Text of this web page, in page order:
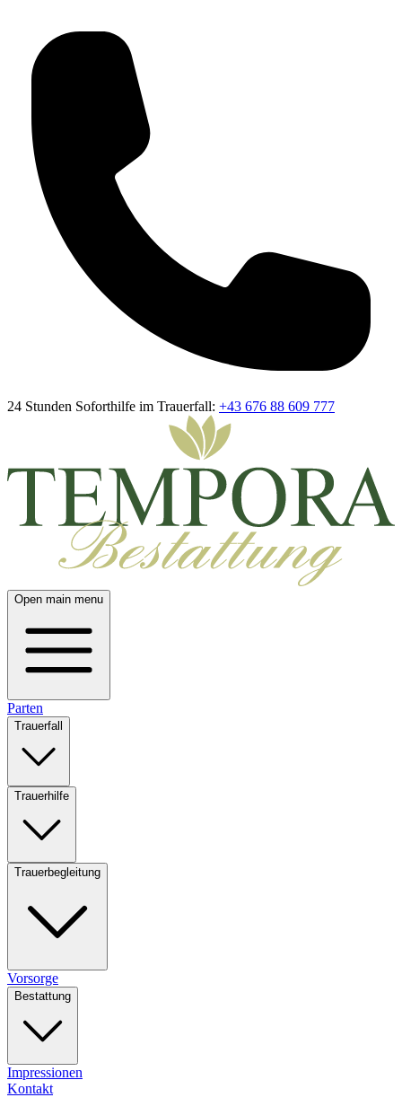
24 Stunden Soforthilfe im Trauerfall: +43 676 88 609 777
Open main menu
Parten
Trauerfall
Trauerhilfe
Trauerbegleitung
Vorsorge
Bestattung
Impressionen
Kontakt